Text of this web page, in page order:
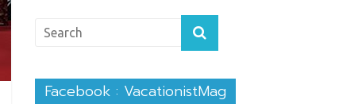
Facebook : VacationistMag